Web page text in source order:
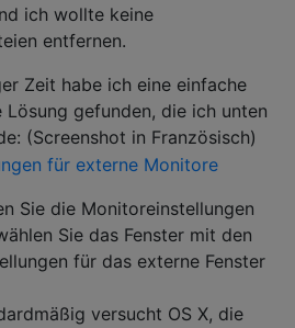
ich wollte keine
entfernen.
Zeit habe ich eine einfache
Lösung gefunden, die ich unten
(Screenshot in Französisch)
Sie die Monitoreinstellungen
Sie das Fenster mit den
für das externe Fenster
versucht OS X, die